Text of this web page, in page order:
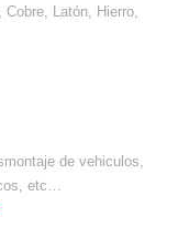
Latón, Hierro,
de vehiculos,
etc…